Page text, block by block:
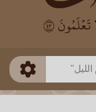
طريقة البحث
ذكي